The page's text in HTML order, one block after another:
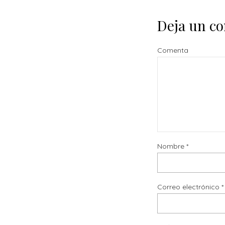
Deja un
Comenta
Nombre *
Correo electrónico *